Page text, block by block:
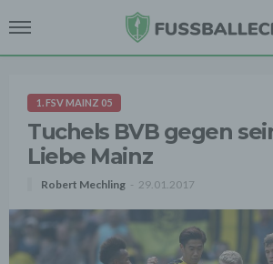
1. FSV MAINZ 05
Tuchels BVB gegen
Liebe Mainz
Robert Mechling 29.01.2017